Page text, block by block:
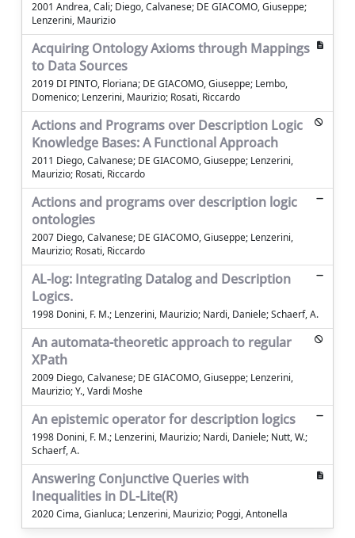
2001 Andrea, Cali; Diego, Calvanese; DE GIACOMO, Giuseppe;
Lenzerini, Maurizio
Acquiring Ontology Axioms through Mappings
to Data Sources
2019 DI PINTO, Floriana; DE GIACOMO, Giuseppe; Lembo,
Domenico; Lenzerini, Maurizio; Rosati, Riccardo
Actions and Programs over Description Logic
Knowledge Bases: A Functional Approach
2011 Diego, Calvanese; DE GIACOMO, Giuseppe; Lenzerini,
Maurizio; Rosati, Riccardo
Actions and programs over description logic
ontologies
2007 Diego, Calvanese; DE GIACOMO, Giuseppe; Lenzerini,
Maurizio; Rosati, Riccardo
AL-log: Integrating Datalog and Description
Logics.
1998 Donini, F. M.; Lenzerini, Maurizio; Nardi, Daniele; Schaerf, A.
An automata-theoretic approach to regular
XPath
2009 Diego, Calvanese; DE GIACOMO, Giuseppe; Lenzerini,
Maurizio; Y., Vardi Moshe
An epistemic operator for description logics
1998 Donini, F. M.; Lenzerini, Maurizio; Nardi, Daniele; Nutt, W.;
Schaerf, A.
Answering Conjunctive Queries with
Inequalities in DL-Lite(R)
2020 Cima, Gianluca; Lenzerini, Maurizio; Poggi, Antonella